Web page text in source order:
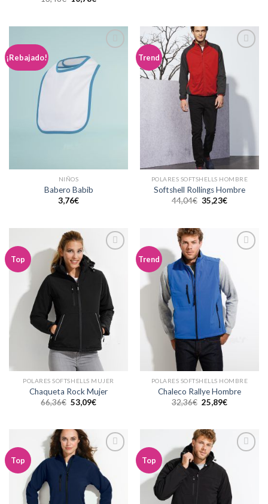
¡Rebajado!
NIÑOS
Babero Babib
3,76€
Trend
deseos
POLARES SOFTSHELLS HOMBRE
Softshell Rollings Hombre
44,04€ 35,23€
Top
lista de
deseos
POLARES SOFTSHELLS MUJER
Chaqueta Rock Mujer
66,36€ 53,09€
Trend
deseos
POLARES SOFTSHELLS HOMBRE
Chaleco Rallye Hombre
32,36€ 25,89€
Top
lista de
deseos
Top
deseos